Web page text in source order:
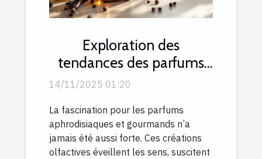
Exploration des
tendances des parfums
aphrodisiaques et
14/11/2025 01:20
La fascination pour les parfums
aphrodisiaques et gourmands n’a
jamais été aussi forte. Ces créations
olfactives éveillent les sens, suscitent